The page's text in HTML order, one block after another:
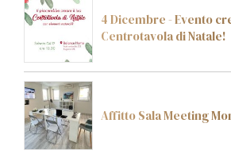
4 Dicembre - Evento
Centrotavola di Natale!
Affitto Sala Meeting